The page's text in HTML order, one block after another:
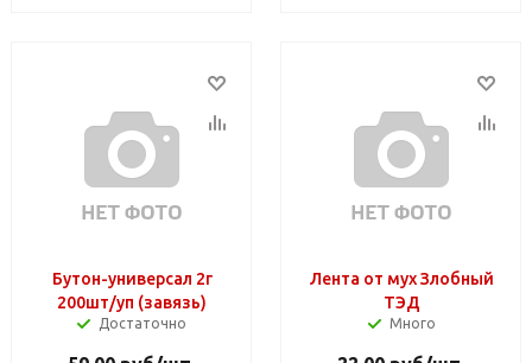
Бутон-универсал 2г
200шт/уп (завязь)
Достаточно
Лента от мух Злобный
ТЭД
Много